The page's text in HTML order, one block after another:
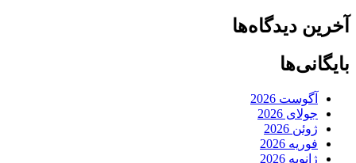
آخرین دیدگاه‌ها
بایگانی‌ها
آگوست 2026
جولای 2026
ژوئن 2026
فوریه 2026
ژانویه 2026